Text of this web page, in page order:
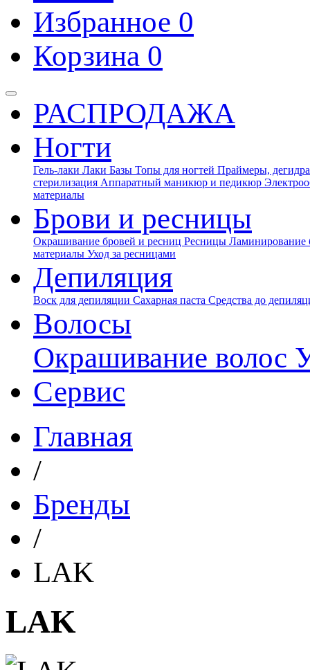
Избранное 0
Корзина 0
РАСПРОДАЖА
Ногти
Гель-лаки Лаки Базы Топы для ногтей Праймеры,
стерилизация Аппаратный маникюр и педикюр
материалы
Брови и ресницы
Окрашивание бровей и ресниц Ресницы Ламинирование
материалы Уход за ресницами
Депиляция
Воск для депиляции Сахарная паста Средства до
Волосы
Окрашивание волос
Сервис
Главная
/
Бренды
/
LAK
LAK